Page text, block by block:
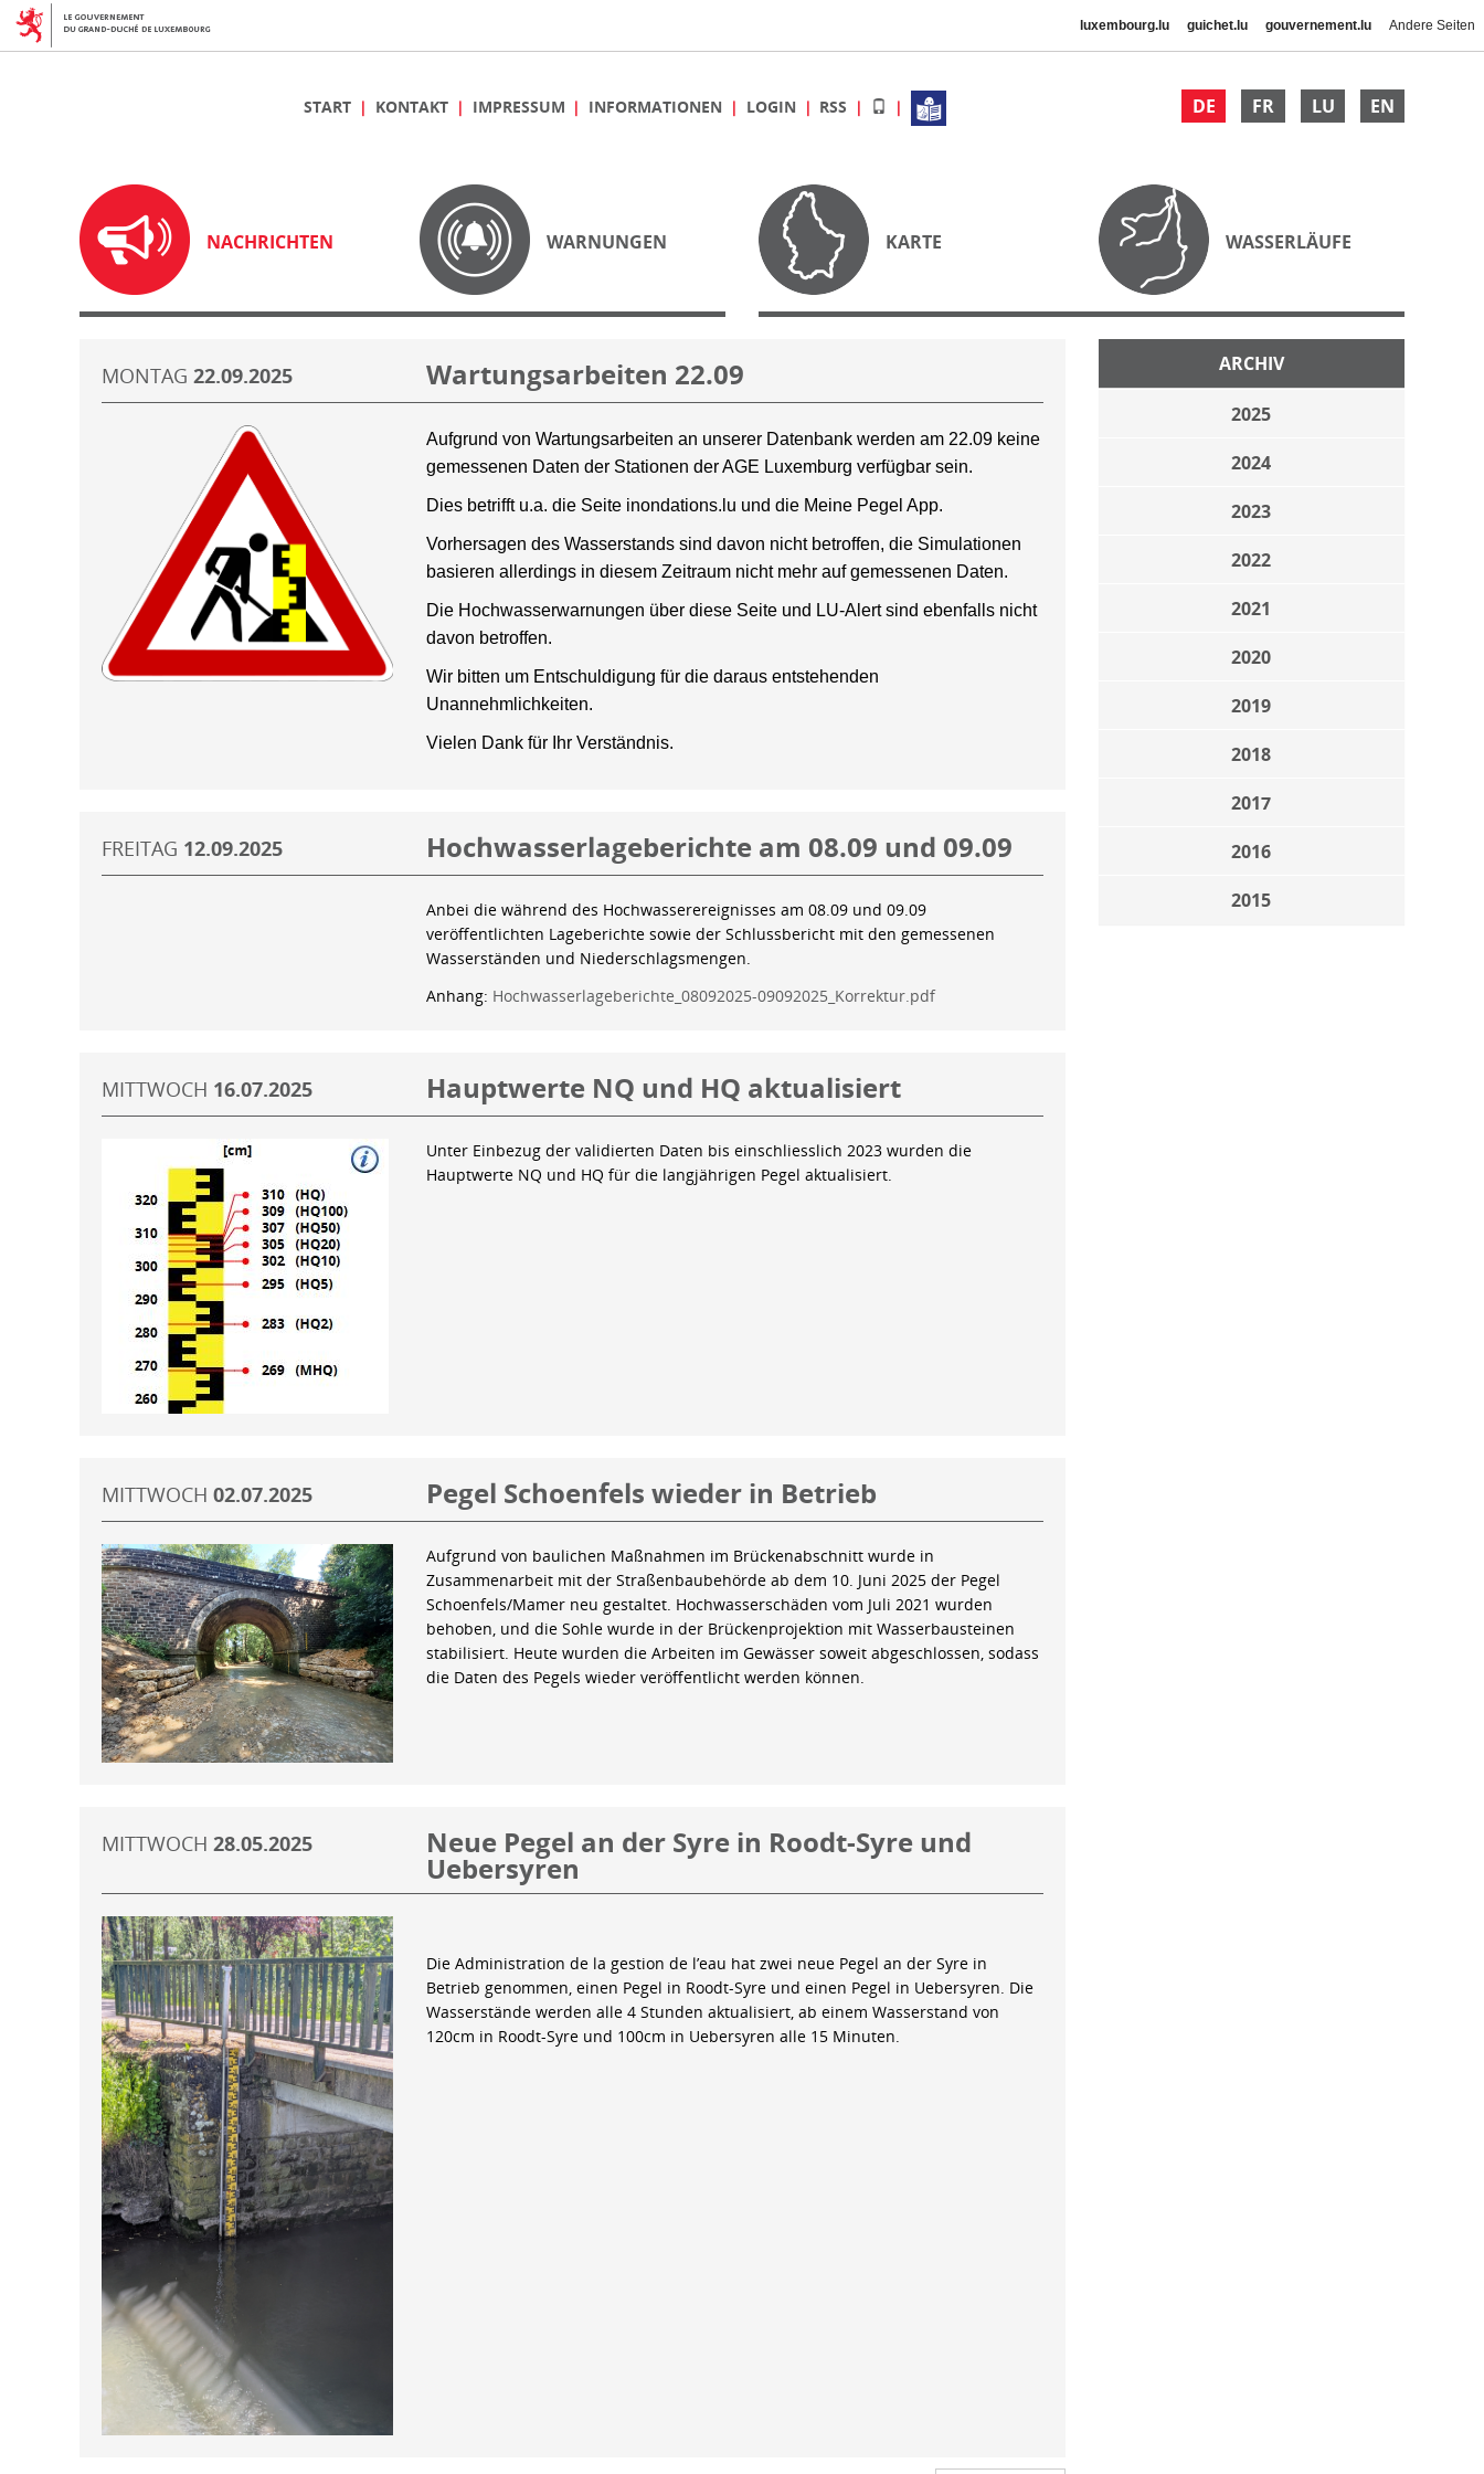
luxembourg.lu guichet.lu gouvernement.lu Andere Seiten
DE FR LU EN
START KONTAKT IMPRESSUM INFORMATIONEN LOGIN RSS
NACHRICHTEN WARNUNGEN KARTE WASSERLÄUFE
ARCHIV
2025
2024
2023
2022
2021
2020
2019
2018
2017
2016
2015
MONTAG 22.09.2025 Wartungsarbeiten 22.09
Aufgrund von Wartungsarbeiten an unserer Datenbank werden am 22.09 keine
gemessenen Daten der Stationen der AGE Luxemburg verfügbar sein.
Dies betrifft u.a. die Seite inondations.lu und die Meine Pegel App.
Vorhersagen des Wasserstands sind davon nicht betroffen, die Simulationen
basieren allerdings in diesem Zeitraum nicht mehr auf gemessenen Daten.
Die Hochwasserwarnungen über diese Seite und LU-Alert sind ebenfalls nicht
davon betroffen.
Wir bitten um Entschuldigung für die daraus entstehenden
Unannehmlichkeiten.
Vielen Dank für Ihr Verständnis.
FREITAG 12.09.2025 Hochwasserlageberichte am 08.09 und 09.09
Anbei die während des Hochwasserereignisses am 08.09 und 09.09
veröffentlichten Lageberichte sowie der Schlussbericht mit den gemessenen
Wasserständen und Niederschlagsmengen.
Anhang: Hochwasserlageberichte_08092025-09092025_Korrektur.pdf
MITTWOCH 16.07.2025 Hauptwerte NQ und HQ aktualisiert
Unter Einbezug der validierten Daten bis einschliesslich 2023 wurden die
Hauptwerte NQ und HQ für die langjährigen Pegel aktualisiert.
MITTWOCH 02.07.2025 Pegel Schoenfels wieder in Betrieb
Aufgrund von baulichen Maßnahmen im Brückenabschnitt wurde in
Zusammenarbeit mit der Straßenbaubehörde ab dem 10. Juni 2025 der Pegel
Schoenfels/Mamer neu gestaltet. Hochwasserschäden vom Juli 2021 wurden
behoben, und die Sohle wurde in der Brückenprojektion mit Wasserbausteinen
stabilisiert. Heute wurden die Arbeiten im Gewässer soweit abgeschlossen, sodass
die Daten des Pegels wieder veröffentlicht werden können.
MITTWOCH 28.05.2025 Neue Pegel an der Syre in Roodt-Syre und
Uebersyren
Die Administration de la gestion de l’eau hat zwei neue Pegel an der Syre in
Betrieb genommen, einen Pegel in Roodt-Syre und einen Pegel in Uebersyren. Die
Wasserstände werden alle 4 Stunden aktualisiert, ab einem Wasserstand von
120cm in Roodt-Syre und 100cm in Uebersyren alle 15 Minuten.